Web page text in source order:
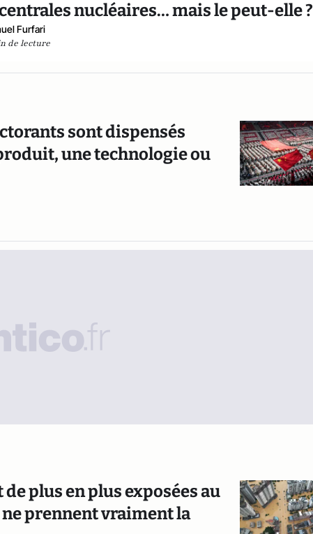
nucléaires… mais le peut-elle ?
Furfari
de lecture
sont dispensés
une technologie ou
plus en plus exposées au
prennent vraiment la